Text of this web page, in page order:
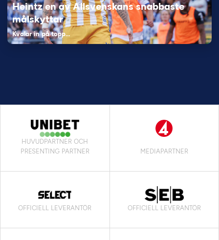
Heintz en av Allsvenskans snabbaste
målskyttar
Kvalar in på topp…
HUVUDPARTNER OCH
PRESENTING PARTNER
MEDIAPARTNER
OFFICIELL LEVERANTÖR OFFICIELL LEVERANTÖR